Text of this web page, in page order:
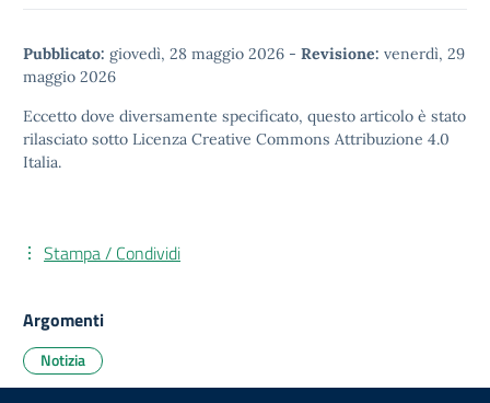
Pubblicato: giovedì, 28 maggio 2026 - Revisione: venerdì, 29
maggio 2026
Eccetto dove diversamente specificato, questo articolo è stato
rilasciato sotto Licenza Creative Commons Attribuzione 4.0
Italia.
Stampa / Condividi
Argomenti
Notizia